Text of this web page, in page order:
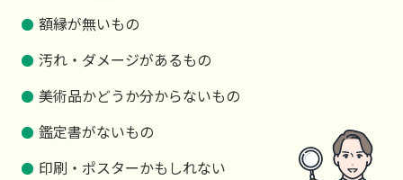
額縁が無いもの
汚れ・ダメージがあるもの
美術品かどうか分からないもの
鑑定書がないもの
印刷・ポスターかもしれない